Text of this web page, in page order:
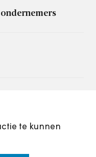
te kunnen